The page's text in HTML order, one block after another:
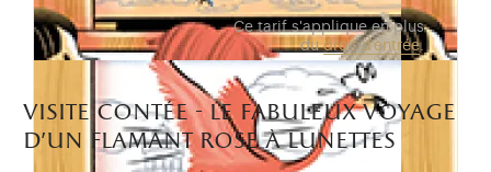
Ce tarif s'applique en plus
dudroit d'entrée.
visite contée - le fabuleux voyage
d’un flamant rose à lunettes